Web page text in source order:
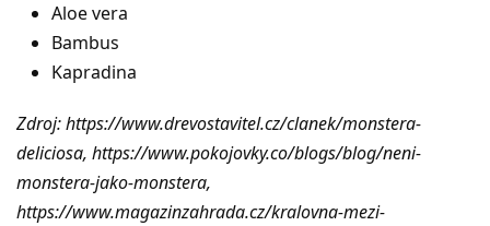
Aloe vera
Bambus
Kapradina
Zdroj: https://www.drevostavitel.cz/clanek/monstera-
deliciosa, https://www.pokojovky.co/blogs/blog/neni-
monstera-jako-monstera,
https://www.magazinzahrada.cz/kralovna-mezi-